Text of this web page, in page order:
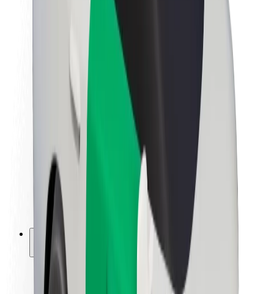
Bærekraft hos Bolt
Prosjekt Zero
Nyhetsrom
Retningslinjer for varemerke
Oppdrag
Investorrelasjoner
Ledelse
Merkevare
Media
Urban Fund
Sikkerhet
Sikkerhet for passasjer
Sjåførsikkerhet